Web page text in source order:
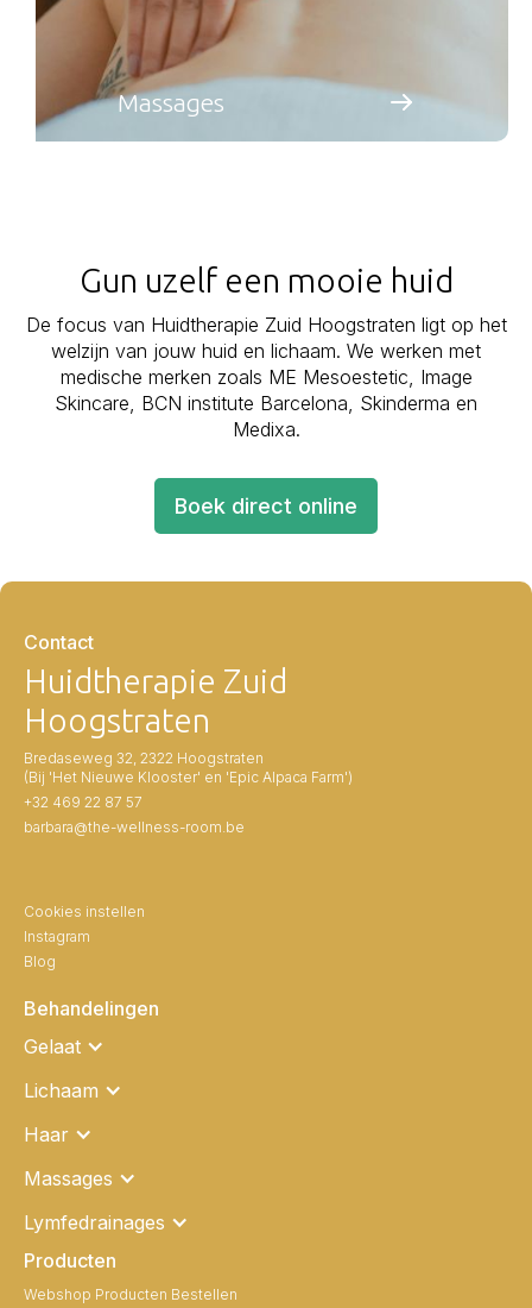
Massages
Gun uzelf een mooie huid
De focus van Huidtherapie Zuid Hoogstraten ligt op het
welzijn van jouw huid en lichaam. We werken met
medische merken zoals ME Mesoestetic, Image
Skincare, BCN institute Barcelona, Skinderma en
Medixa.
Boek direct online
Contact
Huidtherapie Zuid
Hoogstraten
Bredaseweg 32, 2322 Hoogstraten
(Bij 'Het Nieuwe Klooster' en 'Epic Alpaca Farm')
+32 469 22 87 57
barbara@the-wellness-room.be
Cookies instellen
Instagram
Blog
Behandelingen
Gelaat
Lichaam
Haar
Massages
Lymfedrainages
Producten
Webshop Producten Bestellen